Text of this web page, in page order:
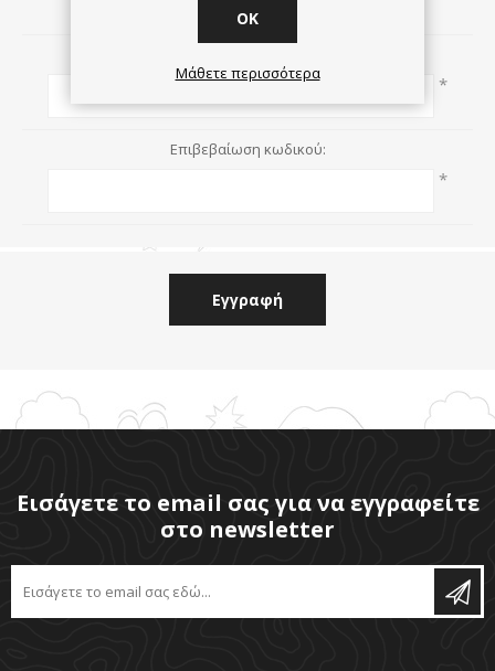
*
Επιβεβαίωση κωδικού:
*
Εισάγετε το email σας για να εγγραφείτε
στο newsletter
OK
Μάθετε περισσότερα